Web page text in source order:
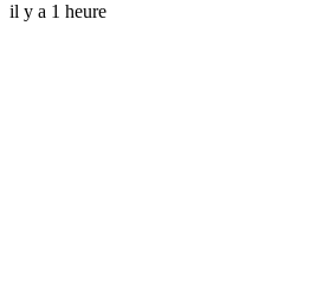
il y a 1 heure